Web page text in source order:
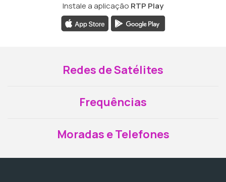
Instale a aplicação RTP Play
Redes de Satélites
Frequências
Moradas e Telefones